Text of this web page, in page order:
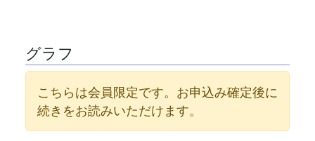
グラフ
こちらは会員限定です。お申込み確定後に
続きをお読みいただけます。